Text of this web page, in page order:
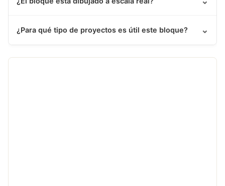
¿Para qué tipo de proyectos es útil este bloque? ⌄